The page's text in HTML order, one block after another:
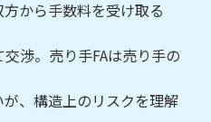
から手数料を受け取る
渉。売り手FAは売り手の
、構造上のリスクを理解